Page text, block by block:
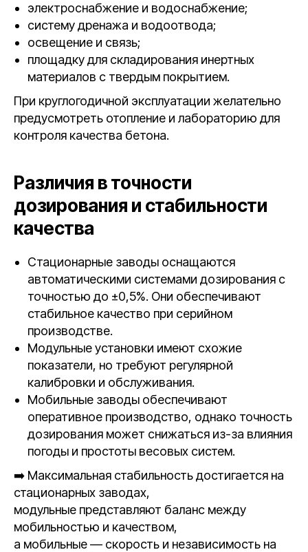
электроснабжение и водоснабжение;
систему дренажа и водоотвода;
освещение и связь;
площадку для складирования инертных
материалов с твердым покрытием.
При круглогодичной эксплуатации желательно
предусмотреть отопление и лабораторию для
контроля качества бетона.
Различия в точности
дозирования и стабильности
качества
Стационарные заводы оснащаются
автоматическими системами дозирования с
точностью до ±0,5%. Они обеспечивают
стабильное качество при серийном
производстве.
Модульные установки имеют схожие
показатели, но требуют регулярной
калибровки и обслуживания.
Мобильные заводы обеспечивают
оперативное производство, однако точность
дозирования может снижаться из-за влияния
погоды и простоты весовых систем.
➡️ Максимальная стабильность достигается на
стационарных заводах,
модульные представляют баланс между
мобильностью и качеством,
а мобильные — скорость и независимость на